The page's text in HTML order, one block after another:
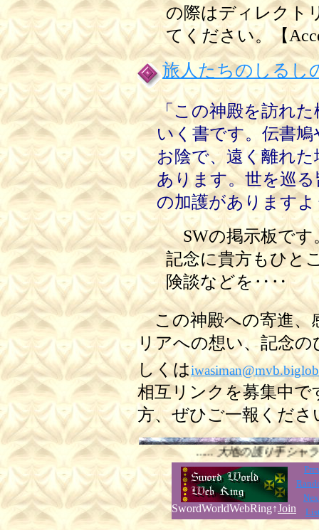
の際はディレクト
てください。【
旅人たちのしるし
「この神殿を訪れ
いく書です。伝書
お陰で、遠く離れ
あります。世を巡
の加護があります
SWの掲示板です
記念に貴方もひと
険談などを‥‥
この神殿への寄進、
リアへの想い、記念
しくは
相互リンクを募集中
方、ぜひご一報くださ
...... 大地の護り手シャラードの
SwordWorldWebRing↑Join